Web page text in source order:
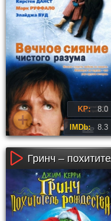
KP: 8.0
IMDb: 8.3